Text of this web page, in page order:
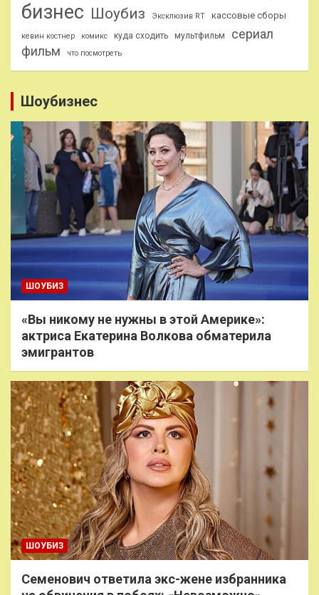
бизнес Шоубиз Эксклюзив RT кассовые сборы
кевин костнер комикс куда сходить мультфильм
сериал
фильм
что посмотреть
Шоубизнес
ШОУБИЗ
«Вы никому не нужны в этой Америке»:
актриса Екатерина Волкова обматерила
эмигрантов
ШОУБИЗ
Семенович ответила экс-жене избранника